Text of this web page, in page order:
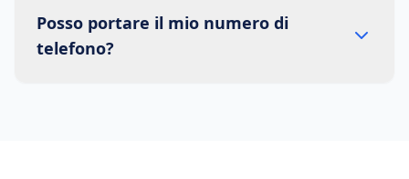
Posso portare il mio numero di
telefono?